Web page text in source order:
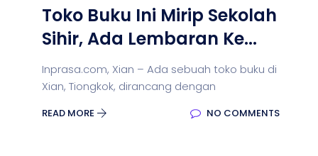
Toko Buku Ini Mirip Sekolah
Sihir, Ada Lembaran Ke...
Inprasa.com, Xian – Ada sebuah toko buku di
Xian, Tiongkok, dirancang dengan
READ MORE NO COMMENTS